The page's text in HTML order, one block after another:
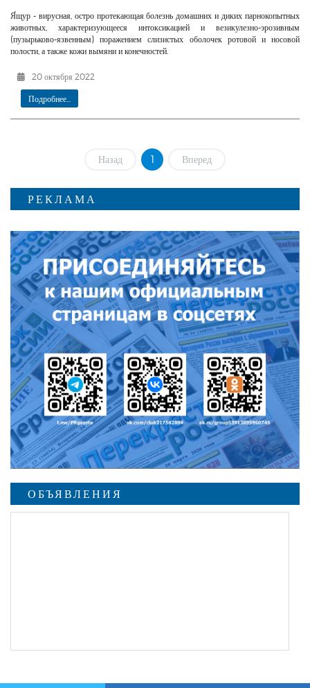
Я́щур - вирусная, остро протекающая болезнь домашних и диких парнокопытных
животных, характеризующееся интоксикацией и везикулезно-эрозивным
(пузырьково-язвенным) поражением слизистых оболочек ротовой и носовой
полости, а также кожи вымяни и конечностей.
20 октября 2022
Подробнее...
Назад 1 Вперед
РЕКЛАМА
ОБЪЯВЛЕНИЯ